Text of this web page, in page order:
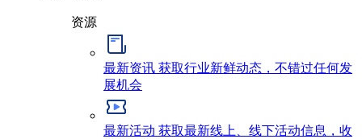
资源
最新资讯 获取行业新鲜动态，不错过任何发
展机会
最新活动 获取最新线上、线下活动信息，收